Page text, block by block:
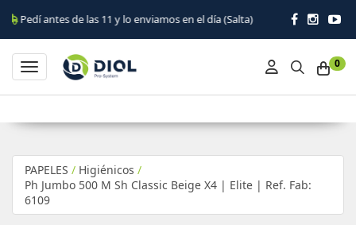
de las 11 y lo enviamos en el día (Salta)
0
Toggle navigation
PAPELES / Higiénicos /
Ph Jumbo 500 M Sh Classic Beige X4 | Elite | Ref. Fab:
6109